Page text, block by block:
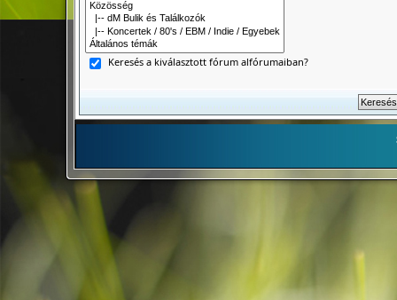
Keresés a kiválasztott fórum alfórumaiban?